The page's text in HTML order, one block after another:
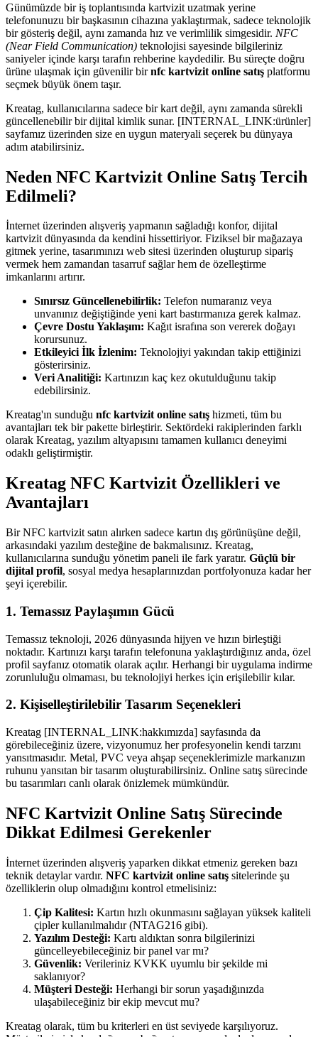
Günümüzde bir iş toplantısında kartvizit uzatmak yerine
telefonunuzu bir başkasının cihazına yaklaştırmak, sadece teknolojik
bir gösteriş değil, aynı zamanda hız ve verimlilik simgesidir. NFC
(Near Field Communication) teknolojisi sayesinde bilgileriniz
saniyeler içinde karşı tarafın rehberine kaydedilir. Bu süreçte doğru
ürüne ulaşmak için güvenilir birnfc kartvizit online satış platformu
seçmek büyük önem taşır.
Kreatag, kullanıcılarına sadece bir kart değil, aynı zamanda sürekli
güncellenebilir bir dijital kimlik sunar. [INTERNAL_LINK:ürünler]
sayfamız üzerinden size en uygun materyali seçerek bu dünyaya
adım atabilirsiniz.
Neden NFC Kartvizit Online Satış Tercih
Edilmeli?
İnternet üzerinden alışveriş yapmanın sağladığı konfor, dijital
kartvizit dünyasında da kendini hissettiriyor. Fiziksel bir mağazaya
gitmek yerine, tasarımınızı web sitesi üzerinden oluşturup sipariş
vermek hem zamandan tasarruf sağlar hem de özelleştirme
imkanlarını artırır.
Sınırsız Güncellenebilirlik: Telefon numaranız veya
unvanınız değiştiğinde yeni kart bastırmanıza gerek kalmaz.
Çevre Dostu Yaklaşım: Kağıt israfına son vererek doğayı
korursunuz.
Etkileyici İlk İzlenim: Teknolojiyi yakından takip ettiğinizi
gösterirsiniz.
Veri Analitiği: Kartınızın kaç kez okutulduğunu takip
edebilirsiniz.
Kreatag'ın sunduğu nfc kartvizit online satış hizmeti, tüm bu
avantajları tek bir pakette birleştirir. Sektördeki rakiplerinden farklı
olarak Kreatag, yazılım altyapısını tamamen kullanıcı deneyimi
odaklı geliştirmiştir.
Kreatag NFC Kartvizit Özellikleri ve
Avantajları
Bir NFC kartvizit satın alırken sadece kartın dış görünüşüne değil,
arkasındaki yazılım desteğine de bakmalısınız. Kreatag,
kullanıcılarına sunduğu yönetim paneli ile fark yaratır. Güçlü bir
dijital profil, sosyal medya hesaplarınızdan portfolyonuza kadar her
şeyi içerebilir.
1. Temassız Paylaşımın Gücü
Temassız teknoloji, 2026 dünyasında hijyen ve hızın birleştiği
noktadır. Kartınızı karşı tarafın telefonuna yaklaştırdığınız anda, özel
profil sayfanız otomatik olarak açılır. Herhangi bir uygulama indirme
zorunluluğu olmaması, bu teknolojiyi herkes için erişilebilir kılar.
2. Kişiselleştirilebilir Tasarım Seçenekleri
Kreatag [INTERNAL_LINK:hakkımızda] sayfasında da
görebileceğiniz üzere, vizyonumuz her profesyonelin kendi tarzını
yansıtmasıdır. Metal, PVC veya ahşap seçeneklerimizle markanızın
ruhunu yansıtan bir tasarım oluşturabilirsiniz. Online satış sürecinde
bu tasarımları canlı olarak önizlemek mümkündür.
NFC Kartvizit Online Satış Sürecinde
Dikkat Edilmesi Gerekenler
İnternet üzerinden alışveriş yaparken dikkat etmeniz gereken bazı
teknik detaylar vardır. NFC kartvizit online satış sitelerinde şu
özelliklerin olup olmadığını kontrol etmelisiniz:
Çip Kalitesi: Kartın hızlı okunmasını sağlayan yüksek kaliteli
çipler kullanılmalıdır (NTAG216 gibi).
Yazılım Desteği: Kartı aldıktan sonra bilgilerinizi
güncelleyebileceğiniz bir panel var mı?
Güvenlik: Verileriniz KVKK uyumlu bir şekilde mi
saklanıyor?
Müşteri Desteği: Herhangi bir sorun yaşadığınızda
ulaşabileceğiniz bir ekip mevcut mu?
Kreatag olarak, tüm bu kriterleri en üst seviyede karşılıyoruz.